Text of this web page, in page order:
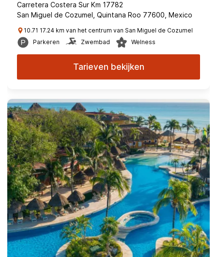
Carretera Costera Sur Km 17782
San Miguel de Cozumel, Quintana Roo 77600, Mexico
10.71 17.24 km van het centrum van San Miguel de Cozumel
Parkeren
Zwembad Welness
Tarieven bekijken